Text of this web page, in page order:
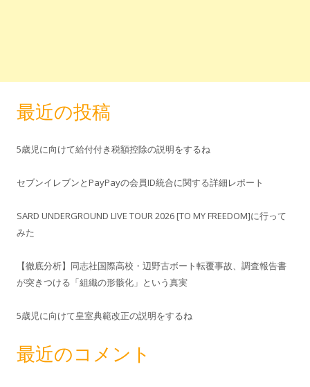
最近の投稿
5歳児に向けて給付付き税額控除の説明をするね
セブンイレブンとPayPayの会員ID統合に関する詳細レポート
SARD UNDERGROUND LIVE TOUR 2026 [TO MY FREEDOM]に行って
みた
【徹底分析】同志社国際高校・辺野古ボート転覆事故、調査報告書
が突きつける「組織の形骸化」という真実
5歳児に向けて皇室典範改正の説明をするね
最近のコメント